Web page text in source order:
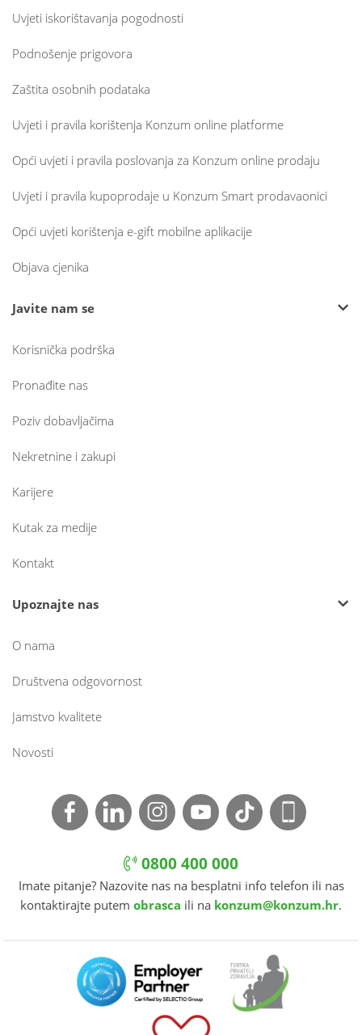
Uvjeti iskorištavanja pogodnosti
Podnošenje prigovora
Zaštita osobnih podataka
Uvjeti i pravila korištenja Konzum online platforme
Opći uvjeti i pravila poslovanja za Konzum online prodaju
Uvjeti i pravila kupoprodaje u Konzum Smart prodavaonici
Opći uvjeti korištenja e-gift mobilne aplikacije
Objava cjenika
Javite nam se
Korisnička podrška
Pronađite nas
Poziv dobavljačima
Nekretnine i zakupi
Karijere
Kutak za medije
Kontakt
Upoznajte nas
O nama
Društvena odgovornost
Jamstvo kvalitete
Novosti
0800 400 000
Imate pitanje? Nazovite nas na besplatni info telefon ili nas
kontaktirajte putem obrasca ili na konzum@konzum.hr.